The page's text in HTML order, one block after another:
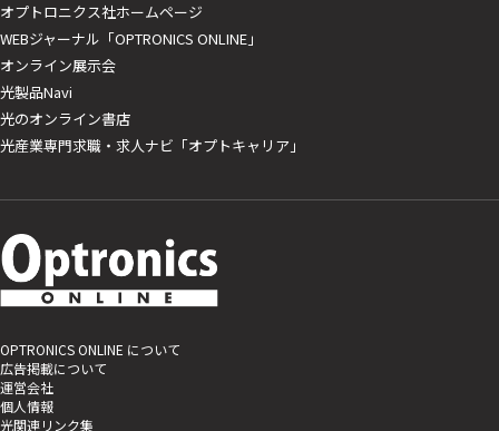
オプトロニクス社ホームページ
WEBジャーナル「OPTRONICS ONLINE」
オンライン展示会
光製品Navi
光のオンライン書店
光産業専門求職・求人ナビ「オプトキャリア」
OPTRONICS ONLINE について
広告掲載について
運営会社
個人情報
光関連リンク集